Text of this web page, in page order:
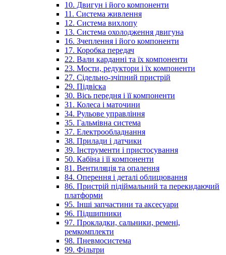
10. Двигун і його компоненти
11. Система живлення
12. Система вихлопу
13. Система охолодження двигуна
16. Зчеплення і його компоненти
17. Коробка передач
22. Вали карданні та їх компоненти
23. Мости, редуктори і їх компоненти
27. Сідельно-зчіпний пристрій
29. Підвіска
30. Вісь передня і її компоненти
31. Колеса і маточини
34. Рульове управління
35. Гальмівна система
37. Електрообладнання
38. Прилади і датчики
39. Інструменти і пристосування
50. Кабіна і її компоненти
81. Вентиляція та опалення
84. Оперення і деталі облицювання
86. Пристрій підіймальний та перекидаючий
платформи
95. Інші запчастини та аксесуари
96. Підшипники
97. Прокладки, сальники, ремені,
ремкомплекти
98. Пневмосистема
99. Фільтри